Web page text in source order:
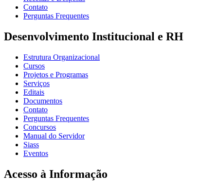
Contato
Perguntas Frequentes
Desenvolvimento Institucional e RH
Estrutura Organizacional
Cursos
Projetos e Programas
Serviços
Editais
Documentos
Contato
Perguntas Frequentes
Concursos
Manual do Servidor
Siass
Eventos
Acesso à Informação